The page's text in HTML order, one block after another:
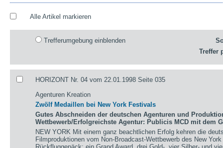
Alle Artikel markieren
Trefferumgebung einblenden
Treffer
HORIZONT Nr. 04 vom 22.01.1998 Seite 035
Agenturen Kreation
Zwölf Medaillen bei New York Festivals
Gutes Abschneiden der deutschen Agenturen und
Wettbewerb/Erfolgreichste Agentur: Publicis MCD mit dem
NEW YORK Mit einem ganz beachtlichen Erfolg kehren die
Filmproduktionen vom Non-Broadcast-Wettbewerb des New
Rückfluggepäck: ein Grand Award, drei Gold-, vier Silber- und